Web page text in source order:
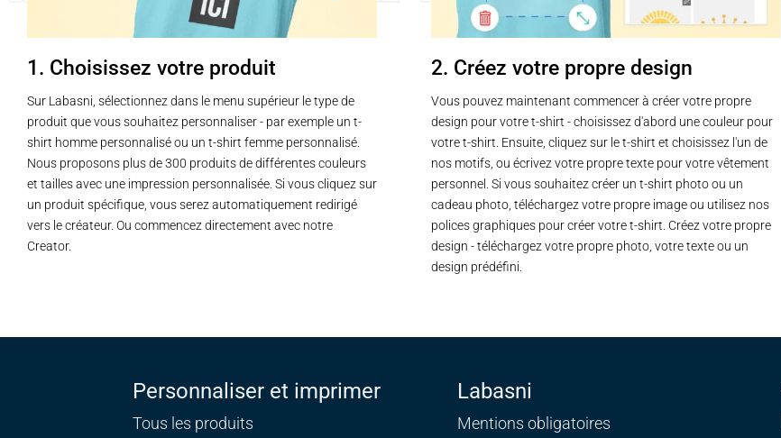
1. Choisissez votre produit
Sur Labasni, sélectionnez dans le menu supérieur le type de
produit que vous souhaitez personnaliser - par exemple un t-
shirt homme personnalisé ou un t-shirt femme personnalisé.
Nous proposons plus de 300 produits de différentes couleurs
et tailles avec une impression personnalisée. Si vous cliquez sur
un produit spécifique, vous serez automatiquement redirigé
vers le créateur. Ou commencez directement avec notre
Creator.
2. Créez votre propre design
Vous pouvez maintenant commencer à créer votre propre
design pour votre t-shirt - choisissez d'abord une couleur pour
votre t-shirt. Ensuite, cliquez sur le t-shirt et choisissez l'un de
nos motifs, ou écrivez votre propre texte pour votre vêtement
personnel. Si vous souhaitez créer un t-shirt photo ou un
cadeau photo, téléchargez votre propre image ou utilisez nos
polices graphiques pour créer votre t-shirt. Créez votre propre
design - téléchargez votre propre photo, votre texte ou un
design prédéfini.
Personnaliser et imprimer
Tous les produits
Labasni
Mentions obligatoires